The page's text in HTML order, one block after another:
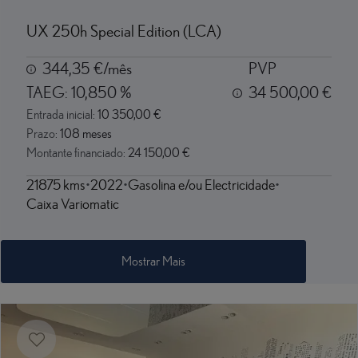
UX 250h Special Edition (LCA)
344,35 €/mês
TAEG: 10,850 %
PVP
34 500,00 €
Entrada inicial: 10 350,00 €
Prazo: 108 meses
Montante financiado: 24 150,00 €
21875 kms 2022 Gasolina e/ou Electricidade
Caixa Variomatic
Mostrar Mais